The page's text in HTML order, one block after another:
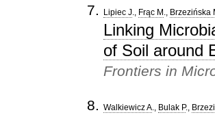
Lipiec J., Frąc M ., Brzezińska
Linking
of Soil around
Frontiers in
Walkiewicz A., Bulak P.,